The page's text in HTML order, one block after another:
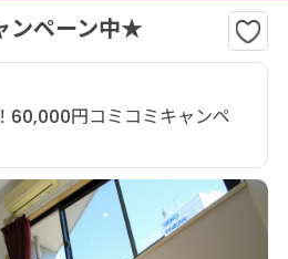
ンペーン中★
円コミコミキャンペ